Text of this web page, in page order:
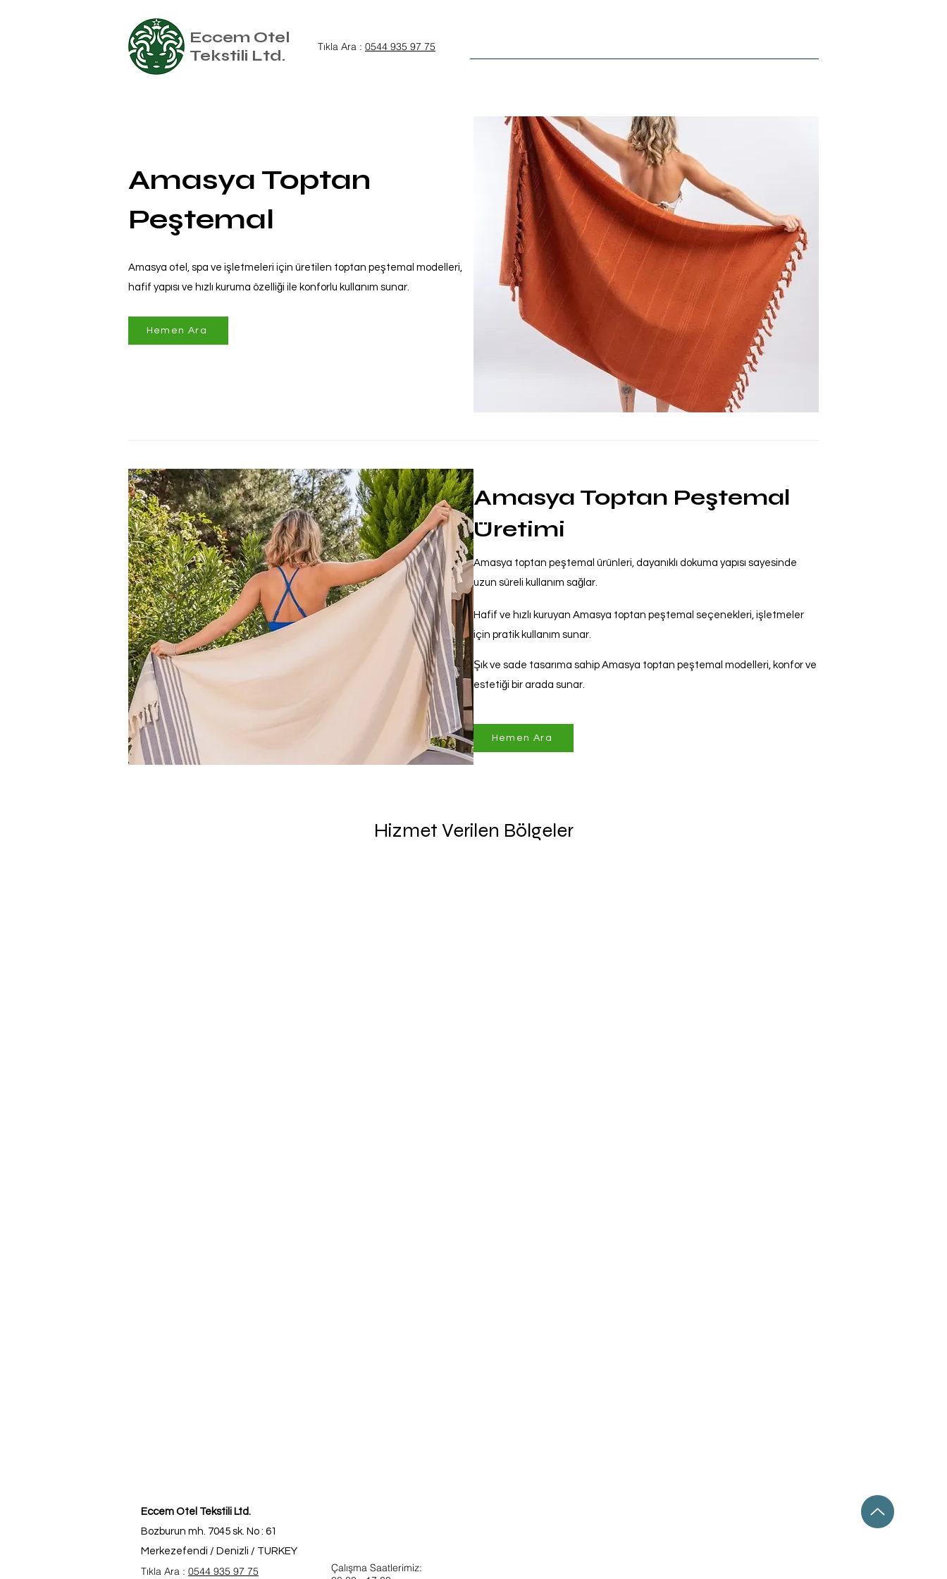
Eccem Otel
Tekstili Ltd.
Tıkla Ara : 0544 935 97 75
Amasya Toptan
Peştemal
Amasya otel, spa ve işletmeleri için üretilen toptan peştemal modelleri,
hafif yapısı ve hızlı kuruma özelliği ile konforlu kullanım sunar.
Hemen Ara
Amasya Toptan Peştemal
Üretimi
Amasya toptan peştemal ürünleri, dayanıklı dokuma yapısı sayesinde
uzun süreli kullanım sağlar.
Hafif ve hızlı kuruyan Amasya toptan peştemal seçenekleri, işletmeler
için pratik kullanım sunar.
Şık ve sade tasarıma sahip Amasya toptan peştemal modelleri, konfor ve
estetiği bir arada sunar.
Hemen Ara
Hizmet Verilen Bölgeler
Eccem Otel Tekstili Ltd.
Bozburun mh. 7045 sk. No : 61
Merkezefendi / Denizli / TURKEY
Tıkla Ara : 0544 935 97 75
Çalışma Saatlerimiz: